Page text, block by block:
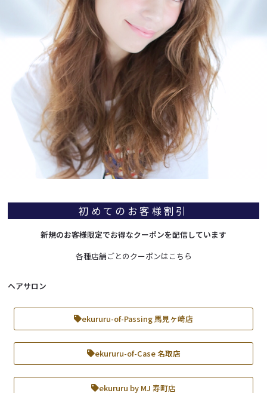
初めてのお客様割引
新規のお客様限定でお得なクーポンを配信しています
各種店舗ごとのクーポンはこちら
ヘアサロン
ekururu-of-Passing 馬見ヶ崎店
ekururu-of-Case 名取店
ekururu by MJ 寿町店